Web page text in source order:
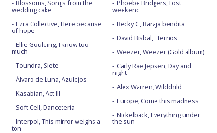
Blossoms, Songs from the
wedding cake
Ezra Collective, Here because
of hope
Ellie Goulding, I know too
much
Toundra, Siete
Álvaro de Luna, Azulejos
Kasabian, Act III
Soft Cell, Danceteria
Interpol, This mirror weighs a
ton
Phoebe Bridgers, Lost
weekend
Becky G, Baraja bendita
David Bisbal, Eternos
Weezer, Weezer (Gold album)
Carly Rae Jepsen, Day and
night
Alex Warren, Wildchild
Europe, Come this madness
Nickelback, Everything under
the sun